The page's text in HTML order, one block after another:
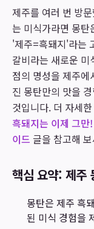
제주를 여러 번 방
는 미식가라면 몽탄
'제주=흑돼지'라는
갈비라는 새로운
점의 명성을 제주에
진 몽탄만의 맛을
것입니다. 더 자세
흑돼지는 이제 그
이드 글을 참고해
핵심 요약: 제주
몽탄은 제주 흑
된 미식 경험을